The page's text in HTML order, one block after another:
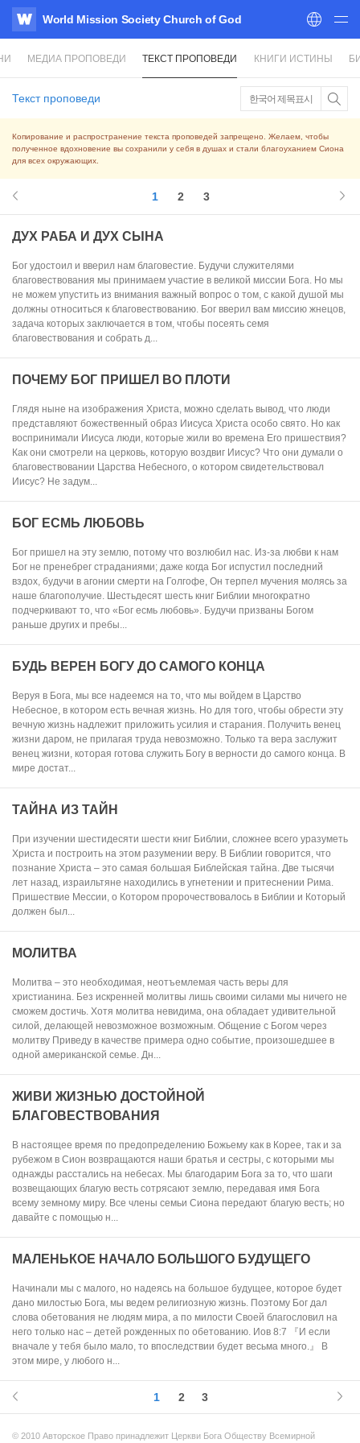
WATV
World Mission Society Church of God
МЕДИА ПРОПОВЕДИ ТЕКСТ ПРОПОВЕДИ КНИГИ ИСТИНЫ
Текст проповеди 한국어 제목표시
Копирование и распространение текста проповедей запрещено. Желаем, чтобы
полученное вдохновение вы сохранили у себя в душах и стали благоуханием Сиона
для всех окружающих.
1 2 3
ДУХ РАБА И ДУХ СЫНА
Бог удостоил и вверил нам благовестие. Будучи служителями
благовествования мы принимаем участие в великой миссии Бога. Но мы
не можем упустить из внимания важный вопрос о том, с какой душой мы
должны относиться к благовествованию. Бог вверил вам миссию жнецов,
задача которых заключается в том, чтобы посеять семя
благовествования и собрать д...
ПОЧЕМУ БОГ ПРИШЕЛ ВО ПЛОТИ
Глядя ныне на изображения Христа, можно сделать вывод, что люди
представляют божественный образ Иисуса Христа особо свято. Но как
воспринимали Иисуса люди, которые жили во времена Его пришествия?
Как они смотрели на церковь, которую воздвиг Иисус? Что они думали о
благовествовании Царства Небесного, о котором свидетельствовал
Иисус? Не задум...
БОГ ЕСМЬ ЛЮБОВЬ
Бог пришел на эту землю, потому что возлюбил нас. Из-за любви к нам
Бог не пренебрег страданиями; даже когда Бог испустил последний
вздох, будучи в агонии смерти на Голгофе, Он терпел мучения молясь за
наше благополучие. Шестьдесят шесть книг Библии многократно
подчеркивают то, что «Бог есмь любовь». Будучи призваны Богом
раньше других и пребы...
БУДЬ ВЕРЕН БОГУ ДО САМОГО КОНЦА
Веруя в Бога, мы все надеемся на то, что мы войдем в Царство
Небесное, в котором есть вечная жизнь. Но для того, чтобы обрести эту
вечную жизнь надлежит приложить усилия и старания. Получить венец
жизни даром, не прилагая труда невозможно. Только та вера заслужит
венец жизни, которая готова служить Богу в верности до самого конца. В
мире достат...
ТАЙНА ИЗ ТАЙН
При изучении шестидесяти шести книг Библии, сложнее всего уразуметь
Христа и построить на этом разумении веру. В Библии говорится, что
познание Христа – это самая большая Библейская тайна. Две тысячи
лет назад, израильтяне находились в угнетении и притеснении Рима.
Пришествие Мессии, о Котором пророчествовалось в Библии и Который
должен был...
МОЛИТВА
Молитва – это необходимая, неотъемлемая часть веры для
христианина. Без искренней молитвы лишь своими силами мы ничего не
сможем достичь. Хотя молитва невидима, она обладает удивительной
силой, делающей невозможное возможным. Общение с Богом через
молитву Приведу в качестве примера одно событие, произошедшее в
одной американской семье. Дн...
ЖИВИ ЖИЗНЬЮ ДОСТОЙНОЙ
БЛАГОВЕСТВОВАНИЯ
В настоящее время по предопределению Божьему как в Корее, так и за
рубежом в Сион возвращаются наши братья и сестры, с которыми мы
однажды расстались на небесах. Мы благодарим Бога за то, что шаги
возвещающих благую весть сотрясают землю, передавая имя Бога
всему земному миру. Все члены семьи Сиона передают благую весть; но
давайте с помощью н...
МАЛЕНЬКОЕ НАЧАЛО БОЛЬШОГО БУДУЩЕГО
Начинали мы с малого, но надеясь на большое будущее, которое будет
дано милостью Бога, мы ведем религиозную жизнь. Поэтому Бог дал
слова обетования не людям мира, а по милости Своей благословил на
него только нас – детей рожденных по обетованию. Иов 8:7 『И если
вначале у тебя было мало, то впоследствии будет весьма много.』 В
этом мире, у любого н...
1 2 3
© 2010 Авторское Право принадлежит Церкви Бога Обществу Всемирной